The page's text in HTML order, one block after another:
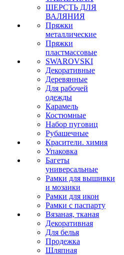
ШЕРСТЬ ДЛЯ
ВАЛЯНИЯ
Пряжки
металлические
Пряжки
пластмассовые
SWAROVSKI
Декоративные
Деревянные
Для рабочей
одежды
Карамель
Костюмные
Набор пуговиц
Рубашечные
Красители. химия
Упаковка
Багеты
универсальные
Рамки для вышивки
и мозаики
Рамки для икон
Рамки с паспарту
Вязаная, тканая
Декоративная
Для белья
Продежка
Шляпная